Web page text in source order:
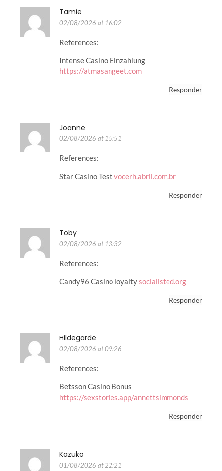
Tamie
02/08/2026 at 16:02
References:
Intense Casino Einzahlung
https://atmasangeet.com
Responder
Joanne
02/08/2026 at 15:51
References:
Star Casino Test vocerh.abril.com.br
Responder
Toby
02/08/2026 at 13:32
References:
Candy96 Casino loyaltysocialisted.org
Responder
Hildegarde
02/08/2026 at 09:26
References:
Betsson Casino Bonus
https://sexstories.app/annettsimmonds
Responder
Kazuko
01/08/2026 at 22:21